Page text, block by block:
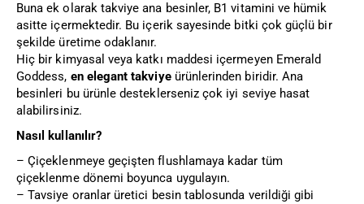
Buna ek olarak takviye ana besinler, B1 vitamini ve hümik
asitte içermektedir. Bu içerik sayesinde bitki çok güçlü bir
şekilde üretime odaklanır.
Hiç bir kimyasal veya katkı maddesi içermeyen Emerald
Goddess, en elegant takviyeürünlerinden biridir. Ana
besinleri bu ürünle desteklerseniz çok iyi seviye hasat
alabilirsiniz.
Nasıl kullanılır?
– Çiçeklenmeye geçişten flushlamaya kadar tüm
çiçeklenme dönemi boyunca uygulayın.
– Tavsiye oranlar üretici besin tablosunda verildiği gibi